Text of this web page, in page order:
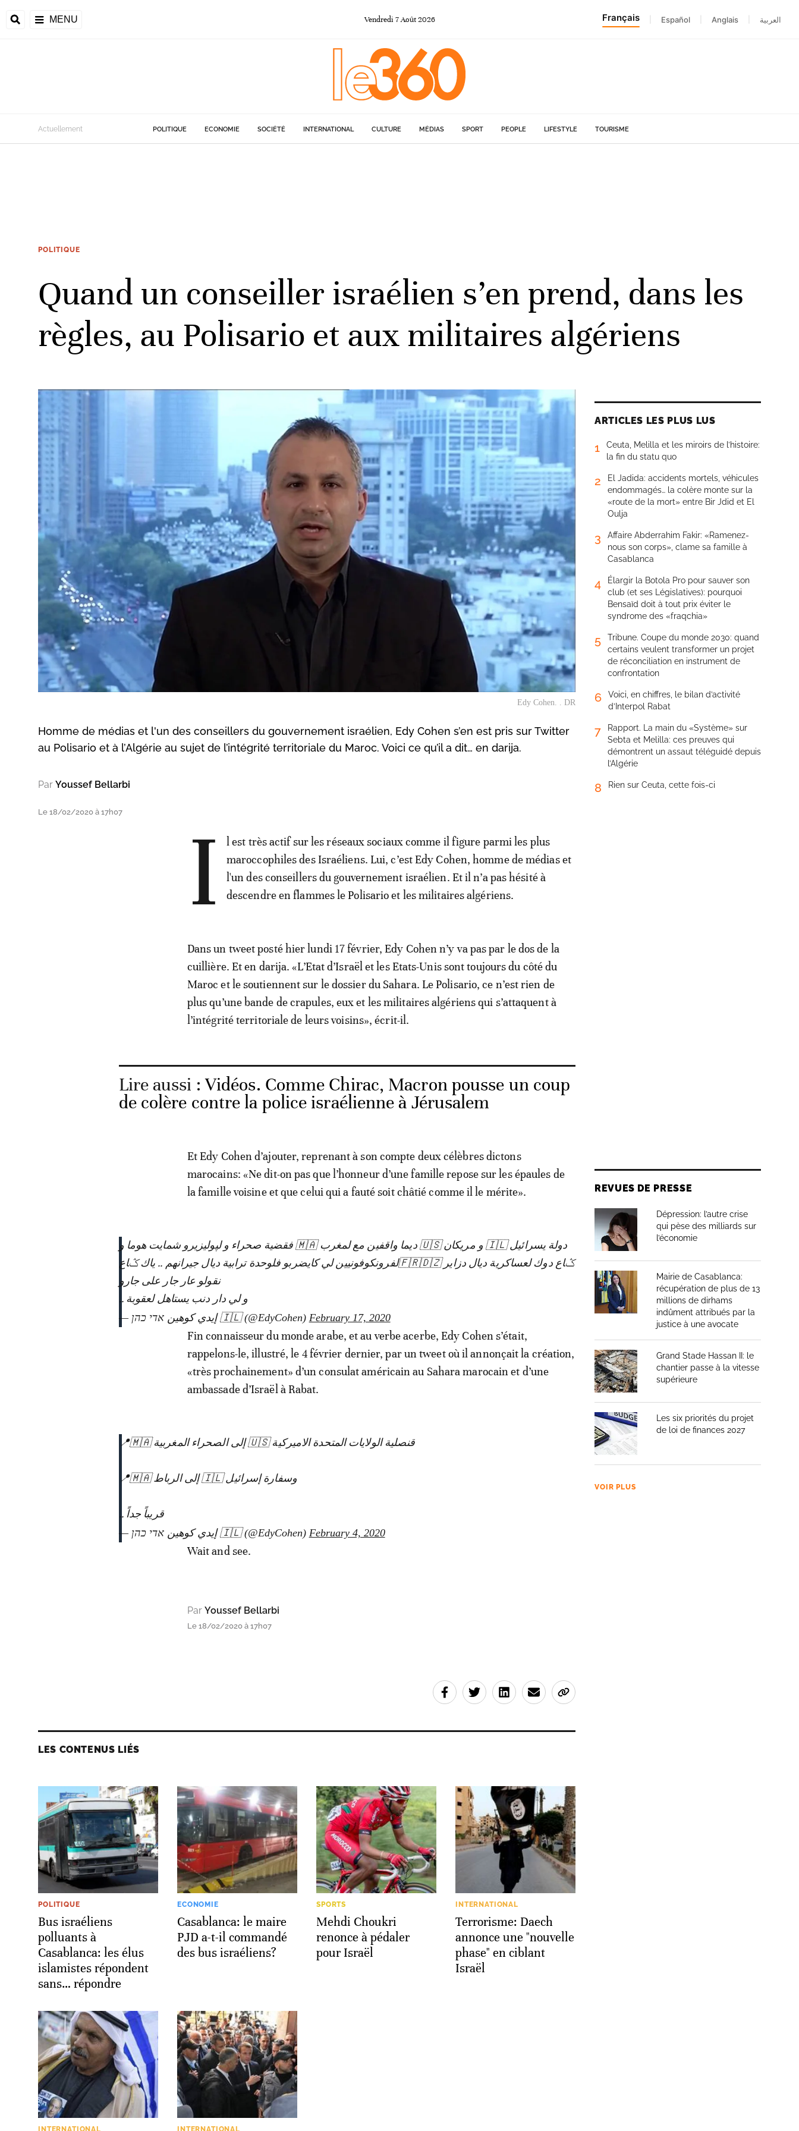
MENU Vendredi 7Août 2026 Français Español Anglais العربية
Actuellement POLITIQUE ECONOMIE SOCIÉTÉ INTERNATIONAL CULTURE MÉDIAS SPORT PEOPLE LIFESTYLE TOURISME
POLITIQUE
Quand un conseiller israélien s’en prend, dans les
règles, au Polisario et aux militaires algériens
Edy Cohen. . DR
Homme de médias et l'un des conseillers du gouvernement israélien, Edy Cohen s’en est pris sur Twitter
au Polisario et à l’Algérie au sujet de l’intégrité territoriale du Maroc. Voici ce qu’il a dit… en darija.
Par Youssef Bellarbi
Le 18/02/2020 à 17h07 I
l est très actif sur les réseaux sociaux comme il figure parmi les plus
maroccophiles des Israéliens. Lui, c’est Edy Cohen, homme de médias et
l'un des conseillers du gouvernement israélien. Et il n’a pas hésité à
descendre en flammes le Polisario et les militaires algériens.
Dans un tweet posté hier lundi 17 février, Edy Cohen n’y va pas par le dos de la
cuillière. Et en darija. «L’Etat d’Israël et les Etats-Unis sont toujours du côté du
Maroc et le soutiennent sur le dossier du Sahara. Le Polisario, ce n’est rien de
plus qu’une bande de crapules, eux et les militaires algériens qui s’attaquent à
l’intégrité territoriale de leurs voisins», écrit-il.
Lire aussi :Vidéos. Comme Chirac, Macron pousse un coup
de colère contre la police israélienne à Jérusalem
Et Edy Cohen d’ajouter, reprenant à son compte deux célèbres dictons
marocains: «Ne dit-on pas que l’honneur d’une famille repose sur les épaules de
la famille voisine et que celui qui a fauté soit châtié comme il le mérite».
دولة يسرائيل 🇮🇱 و مريكان 🇺🇸 ديما واقفين مع لمغرب 🇲🇦 فقضية صحراء و لپوليزيرو شمايت هوما و
ݣاع دوك لعساكرية ديال دزاير 🇫🇷🇩🇿لفرونكوفونيين لي كايضربو فلوحدة ترابية ديال جيرانهم .. ياك ݣاع
نقولو عار جار على جارو
و لي دار دنب يستاهل لعقوبة ..
— إيدي كوهين אדי כהן 🇮🇱 (@EdyCohen) February 17, 2020
Fin connaisseur du monde arabe, et au verbe acerbe, Edy Cohen s’était,
rappelons-le, illustré, le 4 février dernier, par un tweet où il annonçait la création,
«très prochainement» d’un consulat américain au Sahara marocain et d’une
ambassade d’Israël à Rabat.
قنصلية الولايات المتحدة الاميركية 🇺🇸 إلى الصحراء المغربية 🇲🇦📍
وسفارة إسرائيل 🇮🇱 إلى الرباط 🇲🇦📍
قريباً جداً ..
— إيدي كوهين אדי כהן 🇮🇱 (@EdyCohen) February 4, 2020
Wait and see.
Par Youssef Bellarbi
Le 18/02/2020 à 17h07
LES CONTENUS LIÉS
POLITIQUE
Bus israéliens
polluants à
Casablanca: les élus
islamistes répondent
sans… répondre
ECONOMIE
Casablanca: le maire
PJD a-t-il commandé
des bus israéliens?
SPORTS
Mehdi Choukri
renonce à pédaler
pour Israël
INTERNATIONAL
Terrorisme: Daech
annonce une "nouvelle
phase" en ciblant
Israël
INTERNATIONAL INTERNATIONAL
ARTICLES LES PLUS LUS
1
Ceuta, Melilla et les miroirs de l’histoire:
la fin du statu quo
2
El Jadida: accidents mortels, véhicules
endommagés… la colère monte sur la
«route de la mort» entre Bir Jdid et El
Oulja
3
Affaire Abderrahim Fakir: «Ramenez-
nous son corps», clame sa famille à
Casablanca
4
Élargir la Botola Pro pour sauver son
club (et ses Législatives): pourquoi
Bensaïd doit à tout prix éviter le
syndrome des «fraqchia»
5
Tribune. Coupe du monde 2030: quand
certains veulent transformer un projet
de réconciliation en instrument de
confrontation
6
Voici, en chiffres, le bilan d’activité
d’Interpol Rabat
7
Rapport. La main du «Système» sur
Sebta et Melilla: ces preuves qui
démontrent un assaut téléguidé depuis
l’Algérie
8 Rien sur Ceuta, cette fois-ci
REVUES DE PRESSE
Dépression: l’autre crise
qui pèse des milliards sur
l’économie
Mairie de Casablanca:
récupération de plus de 13
millions de dirhams
indûment attribués par la
justice à une avocate
Grand Stade Hassan II: le
chantier passe à la vitesse
supérieure
Les six priorités du projet
de loi de finances 2027
VOIR PLUS